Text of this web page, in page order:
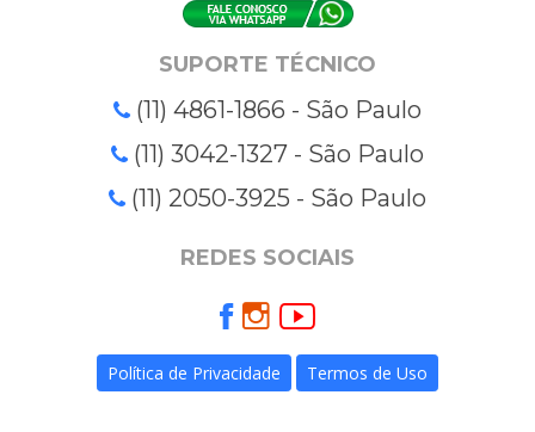
SUPORTE TÉCNICO
(11) 4861-1866 - São Paulo
(11) 3042-1327 - São Paulo
(11) 2050-3925 - São Paulo
REDES SOCIAIS
Política de Privacidade Termos de Uso